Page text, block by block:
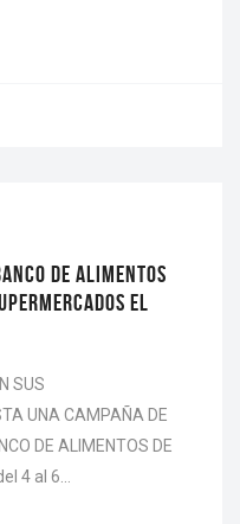
DE ALIMENTOS
EL
SUS
UNA CAMPAÑA DE
DE ALIMENTOS DE
4 al 6…